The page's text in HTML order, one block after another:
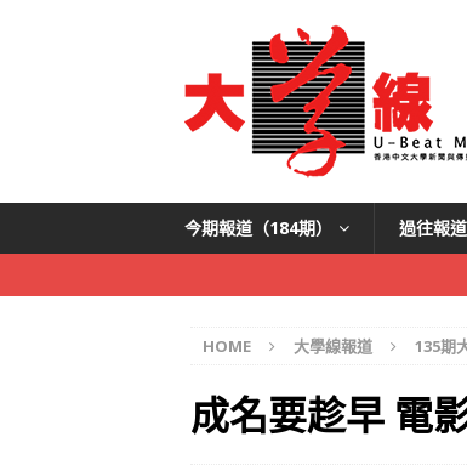
今期報道（184期） 過往報道
HOME 大學線報道 135期
成名要趁早 電